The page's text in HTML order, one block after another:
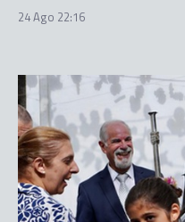
24 Ago 22:16